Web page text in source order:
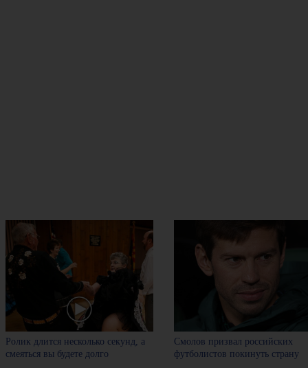
Ролик длится несколько секунд, а
смеяться вы будете долго
Смолов призвал российских
футболистов покинуть страну